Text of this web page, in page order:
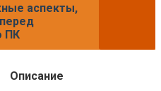
аспекты,
ПК
Описание